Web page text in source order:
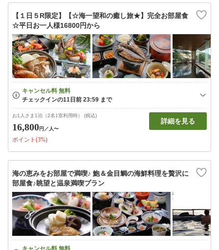
【１日５R限定】【☆海一望和の癒し旅★】完全お部屋食
☆平日お一人様16800円から
お1人さま1泊（2名1室利用時） (税込)
16,800円 ／人〜
ポイント(3%)
詳細を見る
海の恵みをお部屋で満喫♪ 鮑＆金目鯛の海鮮料理を贅沢に
部屋食♪眺望と温泉満喫プラン